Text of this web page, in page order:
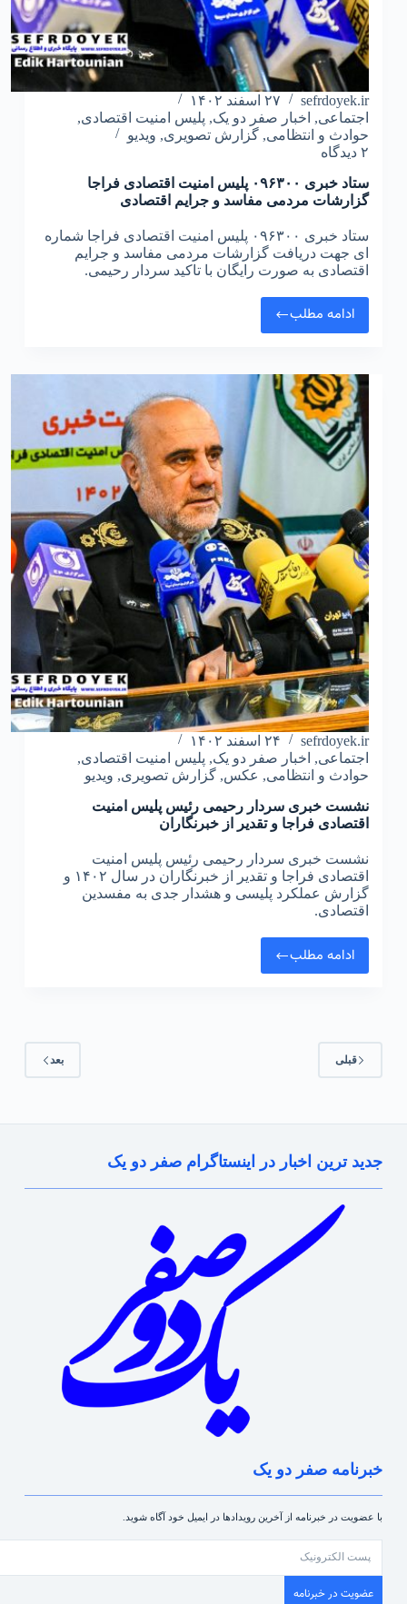
sefrdoyek.ir
۲۷ اسفند ۱۴۰۲
اجتماعی, اخبار صفر دو یک, پلیس امنیت اقتصادی,
حوادث و انتظامی, گزارش تصویری, ویدیو
۲ دیدگاه
ستاد خبری ۰۹۶۳۰۰ پلیس امنیت اقتصادی فراجا
گزارشات مردمی مفاسد و جرایم اقتصادی
ستاد خبری ۰۹۶۳۰۰ پلیس امنیت اقتصادی فراجا شماره
ای جهت دریافت گزارشات مردمی مفاسد و جرایم
اقتصادی به صورت رایگان با تاکید سردار رحیمی.
ادامه مطلب
ستاد
پلیس
امنیت
اقتصادی
فراجا
مفاسد
و
جرایم
اقتصادی
sefrdoyek.ir
۲۴ اسفند ۱۴۰۲
اجتماعی, اخبار صفر دو یک, پلیس امنیت اقتصادی,
حوادث و انتظامی, عکس, گزارش تصویری, ویدیو
نشست خبری سردار رحیمی رئیس پلیس امنیت
اقتصادی فراجا و تقدیر از خبرنگاران
نشست خبری سردار رحیمی رئیس پلیس امنیت
اقتصادی فراجا و تقدیر از خبرنگاران در سال ۱۴۰۲ و
گزارش عملکرد پلیسی و هشدار جدی به مفسدین
اقتصادی.
ادامه مطلب
نشست
تقدیر
از
قبلی بعد
جدید ترین اخبار در اینستاگرام صفر دو یک
خبرنامه صفر دو یک
با عضویت در خبرنامه از آخرین رویدادها در ایمیل خود آگاه شوید.
عضویت در خبرنامه